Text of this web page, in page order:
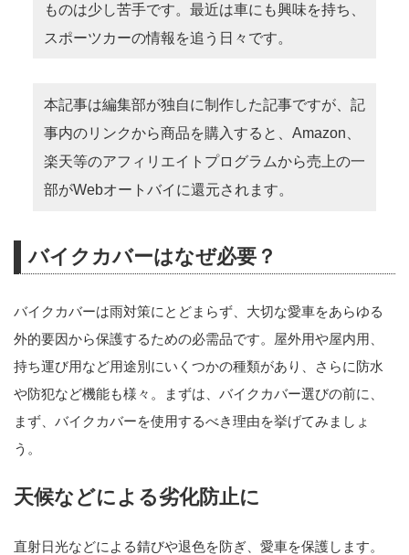
ものは少し苦手です。最近は車にも興味を持ち、
スポーツカーの情報を追う日々です。
本記事は編集部が独自に制作した記事ですが、記
事内のリンクから商品を購入すると、Amazon、
楽天等のアフィリエイトプログラムから売上の一
部がWebオートバイに還元されます。
バイクカバーはなぜ必要？
バイクカバーは雨対策にとどまらず、大切な愛車をあらゆる
外的要因から保護するための必需品です。屋外用や屋内用、
持ち運び用など用途別にいくつかの種類があり、さらに防水
や防犯など機能も様々。まずは、バイクカバー選びの前に、
まず、バイクカバーを使用するべき理由を挙げてみましょ
う。
天候などによる劣化防止に
直射日光などによる錆びや退色を防ぎ、愛車を保護します。